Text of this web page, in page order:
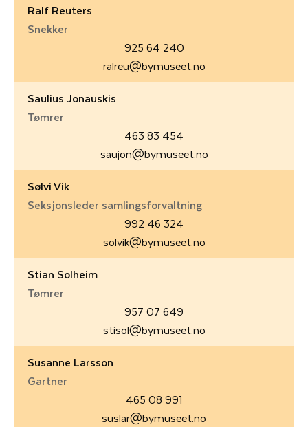
Ralf Reuters
Snekker
925 64 240
ralreu@bymuseet.no
Saulius Jonauskis
Tømrer
463 83 454
saujon@bymuseet.no
Sølvi Vik
Seksjonsleder samlingsforvaltning
992 46 324
solvik@bymuseet.no
Stian Solheim
Tømrer
957 07 649
stisol@bymuseet.no
Susanne Larsson
Gartner
465 08 991
suslar@bymuseet.no